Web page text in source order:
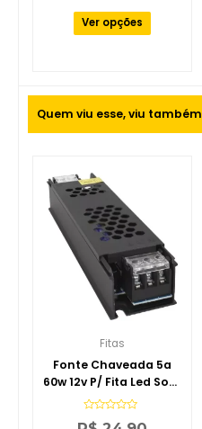
Ver opções
Quem viu esse, viu também
Fitas
Fonte Chaveada 5a
60w 12v P/ Fita Led Som
Capa Preta
Avaliação